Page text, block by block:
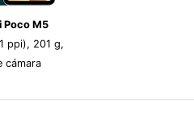
Poco M5
ppi), 201 g,
cámara